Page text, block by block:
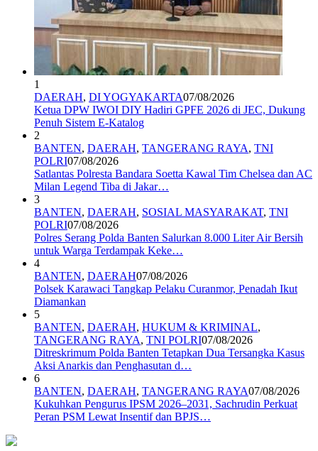
1
DAERAH, DI YOGYAKARTA07/08/2026
Ketua DPW IWOI DIY Hadiri GPFE 2026 di JEC, Dukung
Penuh Sistem E-Katalog
2
BANTEN, DAERAH, TANGERANG RAYA, TNI
POLRI07/08/2026
Satlantas Polresta Bandara Soetta Kawal Tim Chelsea dan AC
Milan Legend Tiba di Jakar…
3
BANTEN, DAERAH, SOSIAL MASYARAKAT, TNI
POLRI07/08/2026
Polres Serang Polda Banten Salurkan 8.000 Liter Air Bersih
untuk Warga Terdampak Keke…
4
BANTEN, DAERAH07/08/2026
Polsek Karawaci Tangkap Pelaku Curanmor, Penadah Ikut
Diamankan
5
BANTEN, DAERAH, HUKUM & KRIMINAL,
TANGERANG RAYA, TNI POLRI07/08/2026
Ditreskrimum Polda Banten Tetapkan Dua Tersangka Kasus
Aksi Anarkis dan Penghasutan d…
6
BANTEN, DAERAH, TANGERANG RAYA07/08/2026
Kukuhkan Pengurus IPSM 2026–2031, Sachrudin Perkuat
Peran PSM Lewat Insentif dan BPJS…